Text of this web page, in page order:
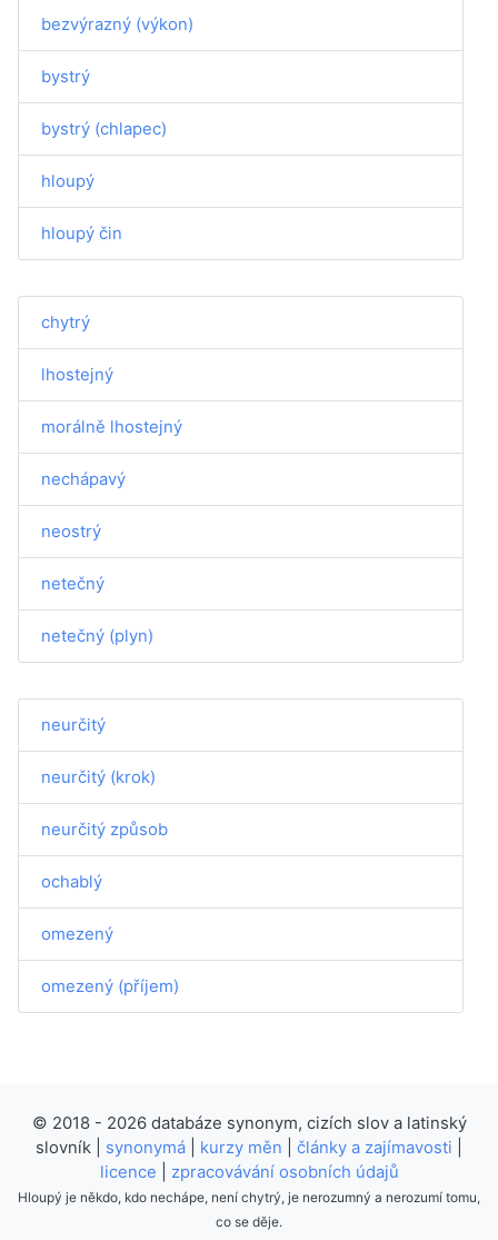
bezvýrazný (výkon)
bystrý
bystrý (chlapec)
hloupý
hloupý čin
chytrý
lhostejný
morálně lhostejný
nechápavý
neostrý
netečný
netečný (plyn)
neurčitý
neurčitý (krok)
neurčitý způsob
ochablý
omezený
omezený (příjem)
© 2018 - 2026 databáze synonym, cizích slov a latinský
slovník | synonymá kurzy měn články a zajímavosti
licence
zpracovávání osobních údajů
Hloupý je někdo, kdo nechápe, není chytrý, je nerozumný a nerozumí tomu,
co se děje.